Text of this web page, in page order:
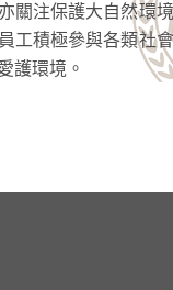
關注保護大自然環
工積極參與各類社
護環境。